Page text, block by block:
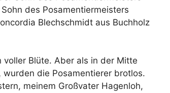
des Posamentiermeisters
Blechschmidt aus Buchholz
Blüte. Aber als in der Mitte
die Posamentierer brotlos.
meinem Großvater Hagenloh,